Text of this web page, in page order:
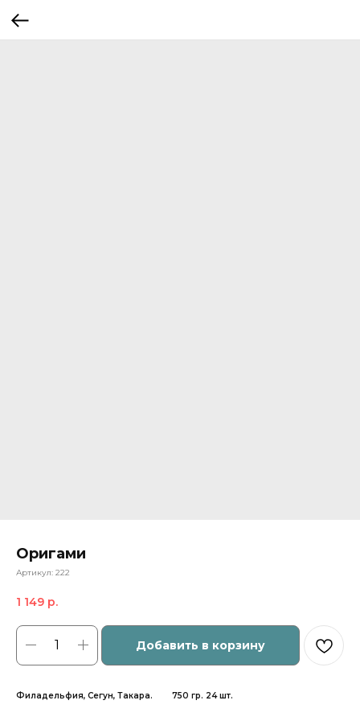
Оригами
Артикул: 222
1 149 р.
Добавить в корзину
Филадельфия, Сегун, Такара. 750 гр. 24 шт.